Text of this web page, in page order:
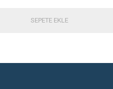
SEPETE EKLE